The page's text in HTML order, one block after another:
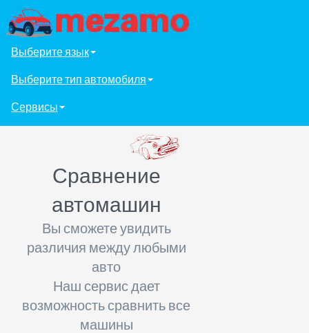
Выберите язык
Выберите тип автомобиля
Сервисы
Сравнение
автомашин
Вы сможете увидить
различия между любыми
авто
Наш сервис дает
возможность сравнить все
машины